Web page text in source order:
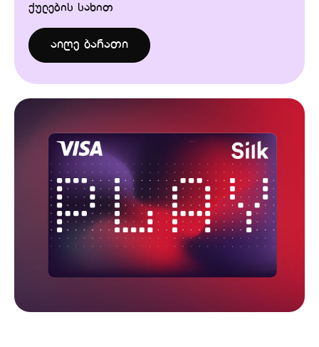
ქულების სახით
აიღე ბარათი